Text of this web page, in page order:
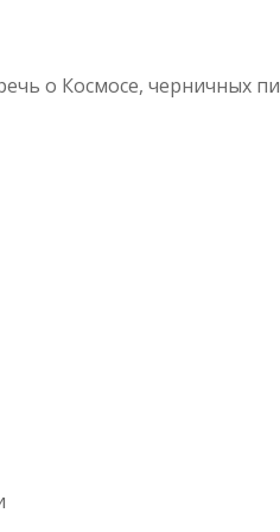
о Космосе, черничных